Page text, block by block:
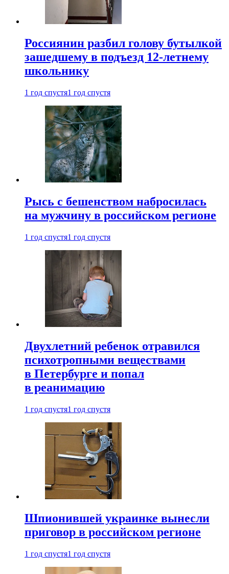
Россиянин разбил голову бутылкой
зашедшему в подъезд 12-летнему
школьнику
1 год спустя1 год спустя
Рысь с бешенством набросилась
на мужчину в российском регионе
1 год спустя1 год спустя
Двухлетний ребенок отравился
психотропными веществами
в Петербурге и попал
в реанимацию
1 год спустя1 год спустя
Шпионившей украинке вынесли
приговор в российском регионе
1 год спустя1 год спустя